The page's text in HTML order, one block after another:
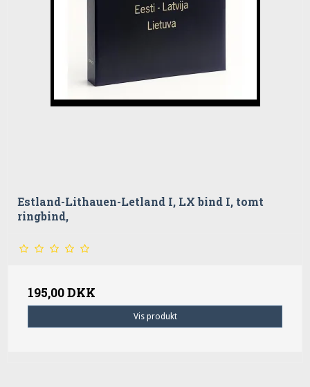
Estland-Lithauen-Letland I, LX bind I, tomt
ringbind,
195,00 DKK
Vis produkt